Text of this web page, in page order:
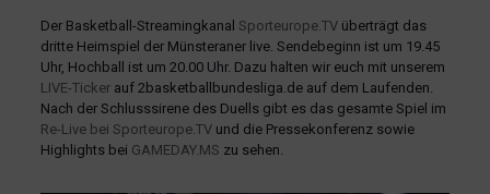
Der Basketball-Streamingkanal Sporteurope.TVüberträgt das
dritte Heimspiel der Münsteraner live. Sendebeginn ist um 19.45
Uhr, Hochball ist um 20.00 Uhr. Dazu halten wir euch mit unserem
LIVE-Tickerauf 2basketballbundesliga.de auf dem Laufenden.
Nach der Schlusssirene des Duells gibt es das gesamte Spiel im
Re-Live bei Sporteurope.TVund die Pressekonferenz sowie
Highlights bei GAMEDAY.MS zu sehen.